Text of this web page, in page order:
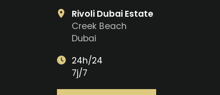
Rivoli Dubai Estate
Creek Beach
Dubai
24h/24
7j/7